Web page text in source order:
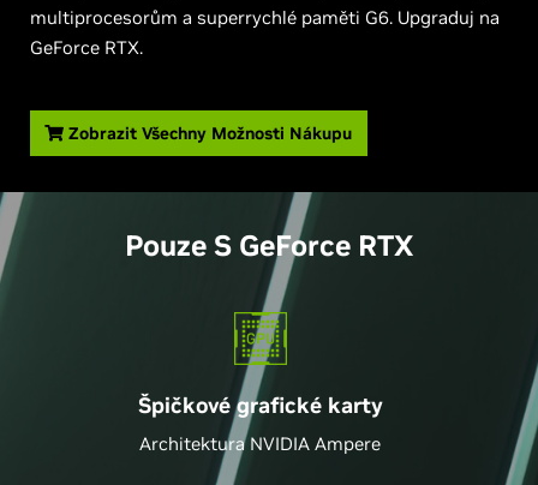
multiprocesorům a superrychlé paměti G6. Upgraduj na
GeForce RTX.
Zobrazit Všechny Možnosti Nákupu
Pouze S GeForce RTX
Špičkové grafické karty
Architektura NVIDIA Ampere